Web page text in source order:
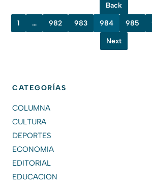
Back
1 … 982 983 984 985
Next
CATEGORÍAS
COLUMNA
CULTURA
DEPORTES
ECONOMIA
EDITORIAL
EDUCACION